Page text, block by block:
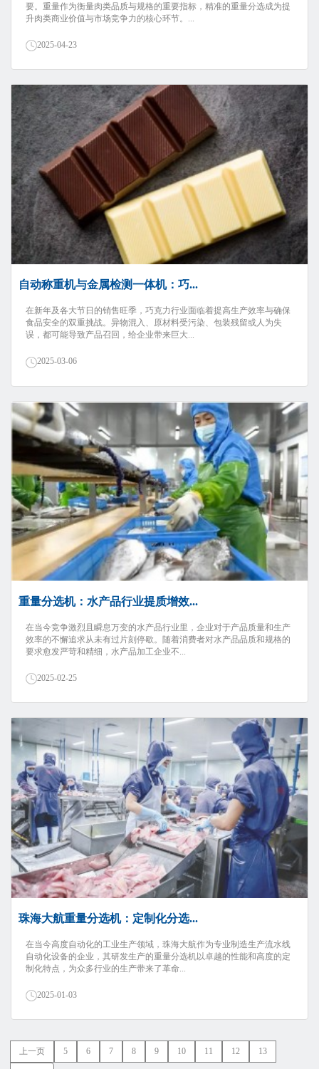
要。重量作为衡量肉类品质与规格的重要指标，精准的重量分选成为提
升肉类商业价值与市场竞争力的核心环节。...
2025-04-23
自动称重机与金属检测一体机：巧...
在新年及各大节日的销售旺季，巧克力行业面临着提高生产效率与确保
食品安全的双重挑战。异物混入、原材料受污染、包装残留或人为失
误，都可能导致产品召回，给企业带来巨大...
2025-03-06
重量分选机：水产品行业提质增效...
在当今竞争激烈且瞬息万变的水产品行业里，企业对于产品质量和生产
效率的不懈追求从未有过片刻停歇。随着消费者对水产品品质和规格的
要求愈发严苛和精细，水产品加工企业不...
2025-02-25
珠海大航重量分选机：定制化分选...
在当今高度自动化的工业生产领域，珠海大航作为专业制造生产流水线
自动化设备的企业，其研发生产的重量分选机以卓越的性能和高度的定
制化特点，为众多行业的生产带来了革命...
2025-01-03
上一页 5 6 7 8 9 10 11 12 13